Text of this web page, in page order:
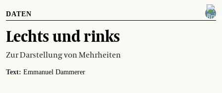
DATEN
Lechts und rinks
Zur Darstellung von Mehrheiten
Text: Emmanuel Dammerer